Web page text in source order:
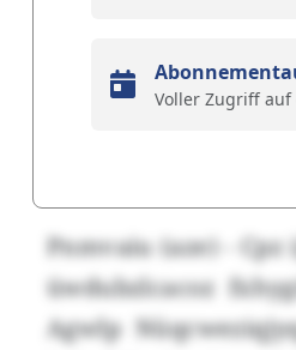
Voller Zugriff
Pnmvaiu (aze) -
üwdubzlcacoz
Agwlp